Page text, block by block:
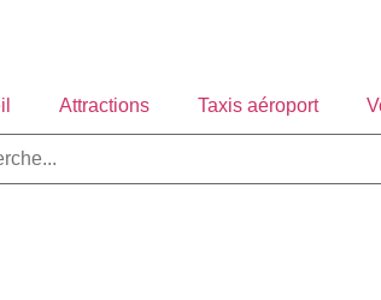
Attractions Taxis aéroport